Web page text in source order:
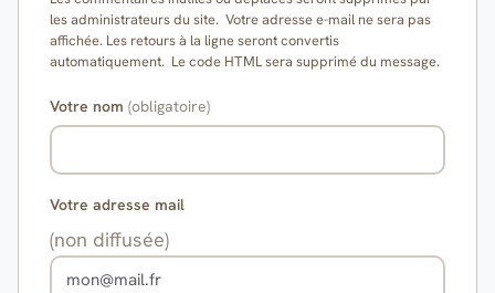
les administrateurs du site. Votre adresse e-mail ne sera pas
affichée. Les retours à la ligne seront convertis
automatiquement. Le code HTML sera supprimé du message.
Votre nom (obligatoire)
Votre adresse mail
(non diffusée)